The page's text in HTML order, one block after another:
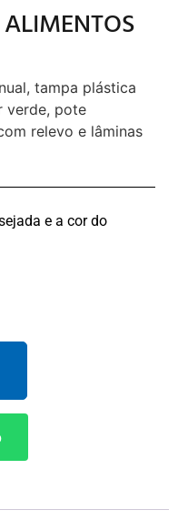
tampa plástica
verde, pote
relevo e lâminas
e a cor do